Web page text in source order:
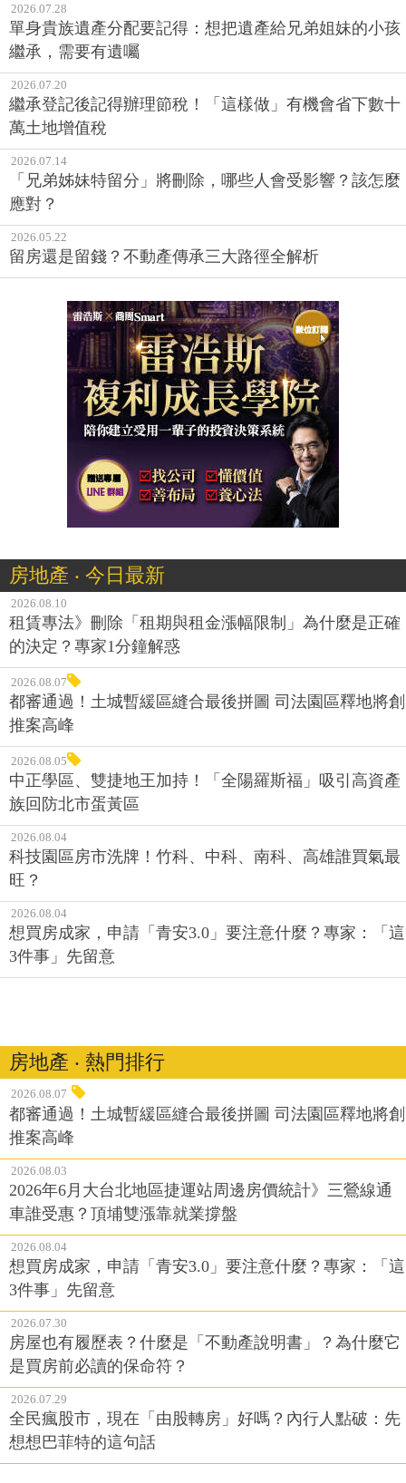
2026.07.28
單身貴族遺產分配要記得：想把遺產給兄弟姐妹的小孩
繼承，需要有遺囑
2026.07.20
繼承登記後記得辦理節稅！「這樣做」有機會省下數十
萬土地增值稅
2026.07.14
「兄弟姊妹特留分」將刪除，哪些人會受影響？該怎麼
應對？
2026.05.22
留房還是留錢？不動產傳承三大路徑全解析
房地產 ‧ 今日最新
2026.08.10
租賃專法》刪除「租期與租金漲幅限制」為什麼是正確
的決定？專家1分鐘解惑
2026.08.07
都審通過！土城暫緩區縫合最後拼圖 司法園區釋地將創
推案高峰
2026.08.05
中正學區、雙捷地王加持！「全陽羅斯福」吸引高資產
族回防北市蛋黃區
2026.08.04
科技園區房市洗牌！竹科、中科、南科、高雄誰買氣最
旺？
2026.08.04
想買房成家，申請「青安3.0」要注意什麼？專家：「這
3件事」先留意
房地產 ‧ 熱門排行
2026.08.07
都審通過！土城暫緩區縫合最後拼圖 司法園區釋地將創
推案高峰
2026.08.03
2026年6月大台北地區捷運站周邊房價統計》三鶯線通
車誰受惠？頂埔雙漲靠就業撐盤
2026.08.04
想買房成家，申請「青安3.0」要注意什麼？專家：「這
3件事」先留意
2026.07.30
房屋也有履歷表？什麼是「不動產說明書」？為什麼它
是買房前必讀的保命符？
2026.07.29
全民瘋股市，現在「由股轉房」好嗎？內行人點破：先
想想巴菲特的這句話